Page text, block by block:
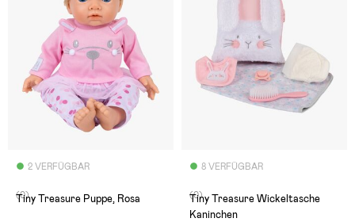
2 VERFÜGBAR
(0)
Tiny Treasure Puppe, Rosa
8 VERFÜGBAR
(0)
Tiny Treasure Wickeltasche
Kaninchen